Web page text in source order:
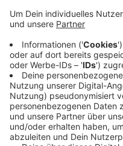
Ein Frauenarzt aus
Geldstrafe zahlen, da
seiner Internetseite
Kreis Coesfeld
soll. Es sei wichtig,
sachlichlich informieren
Aufklärung aus